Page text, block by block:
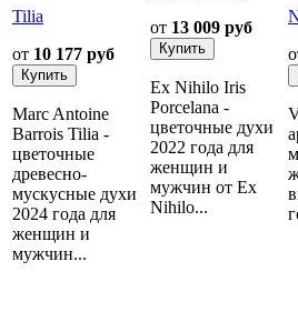
Tilia
от 10 177 руб
Marc Antoine
Barrois Tilia -
цветочные
древесно-
мускусные духи
2024 года для
женщин и
мужчин...
от 13 009 руб
Ex Nihilo Iris
Porcelana -
цветочные духи
2022 года для
женщин и
мужчин от Ex
Nihilo...